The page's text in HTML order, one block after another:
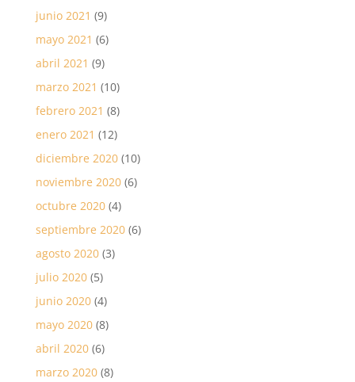
junio 2021 (9)
mayo 2021 (6)
abril 2021 (9)
marzo 2021 (10)
febrero 2021 (8)
enero 2021 (12)
diciembre 2020(10)
noviembre 2020(6)
octubre 2020(4)
septiembre 2020(6)
agosto 2020(3)
julio 2020(5)
junio 2020(4)
mayo 2020(8)
abril 2020(6)
marzo 2020(8)